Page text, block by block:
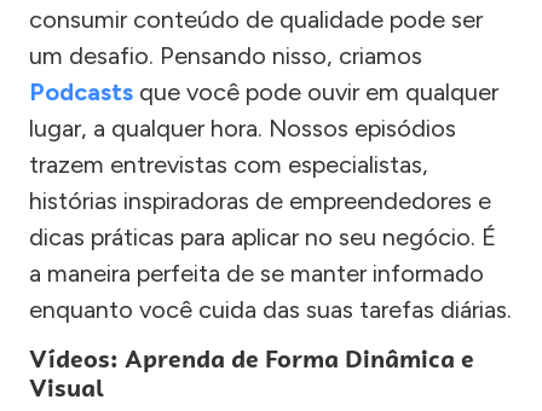
consumir conteúdo de qualidade pode ser
um desafio. Pensando nisso, criamos
Podcasts que você pode ouvir em qualquer
lugar, a qualquer hora. Nossos episódios
trazem entrevistas com especialistas,
histórias inspiradoras de empreendedores e
dicas práticas para aplicar no seu negócio. É
a maneira perfeita de se manter informado
enquanto você cuida das suas tarefas diárias.
Vídeos: Aprenda de Forma Dinâmica e
Visual